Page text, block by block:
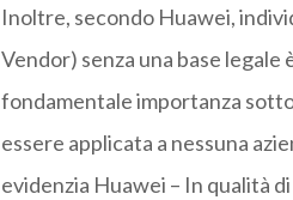
Inoltre, secondo Huawei,
Vendor) senza una base legale
fondamentale importanza
essere applicata a nessuna
evidenzia Huawei – In qualità